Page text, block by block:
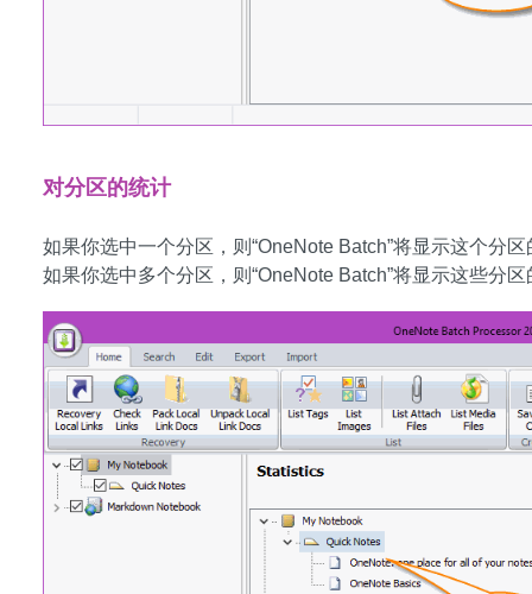
对分区的统计
如果你选中一个分区，则“OneNote Batch”将显示这个分
如果你选中多个分区，则“OneNote Batch”将显示这些分